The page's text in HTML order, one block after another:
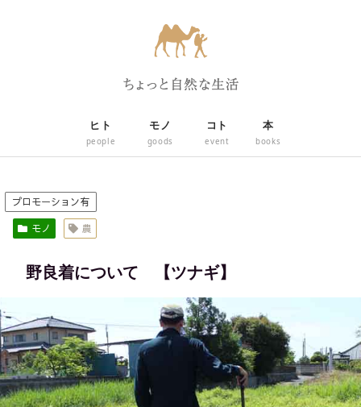
ヒト
people
モノ
goods
コト
event
本
books
プロモーション有
モノ 農
野良着について 【ツナギ】